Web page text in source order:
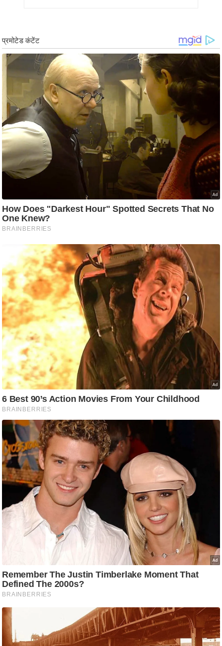
श
न
घ
नु
स्खे
प
र्य
ट
न
स्थ
फि
ट
मं
त्रा
रि
ले
श
न
शि
प
रा
ज
नी
ति
वि
श्ले
ष
ण
स
सा
तृ
भू
मि
स्तं
भ
ए